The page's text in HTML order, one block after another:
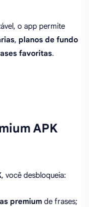
o app permite
, planos de fundo
favoritas.
APK
, você desbloqueia:
premium de frases;